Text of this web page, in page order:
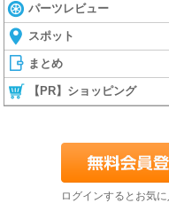
パーツレビュー
スポット
まとめ
【PR】ショッピング
ログインするとお気